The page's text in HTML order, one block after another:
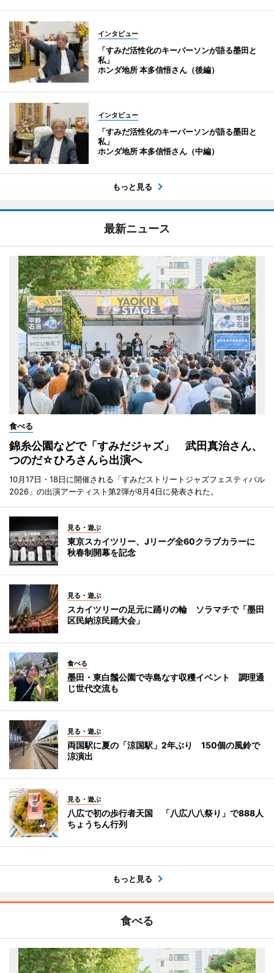
インタビュー
「すみだ活性化のキーパーソンが語る墨田と
私」
ホンダ地所 本多信悟さん（後編）
インタビュー
「すみだ活性化のキーパーソンが語る墨田と
私」
ホンダ地所 本多信悟さん（中編）
もっと見る
最新ニュース
食べる
錦糸公園などで「すみだジャズ」 武田真治さん、
つのだ☆ひろさんら出演へ
10月17日・18日に開催される「すみだストリートジャズフェスティバル
2026」の出演アーティスト第2弾が8月4日に発表された。
見る・遊ぶ
東京スカイツリー、Jリーグ全60クラブカラーに
秋春制開幕を記念
見る・遊ぶ
スカイツリーの足元に踊りの輪 ソラマチで「墨田
区民納涼民踊大会」
食べる
墨田・東白鬚公園で寺島なす収穫イベント 調理通
じ世代交流も
見る・遊ぶ
両国駅に夏の「涼国駅」2年ぶり 150個の風鈴で
涼演出
見る・遊ぶ
八広で初の歩行者天国 「八広八八祭り」で888人
ちょうちん行列
もっと見る
食べる